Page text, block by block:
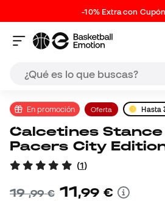
-10% Extra con
En promoción Oferta Hasta
Calcetines Stance Indiana
Pacers City
(1)
19,99 € 11,99 €